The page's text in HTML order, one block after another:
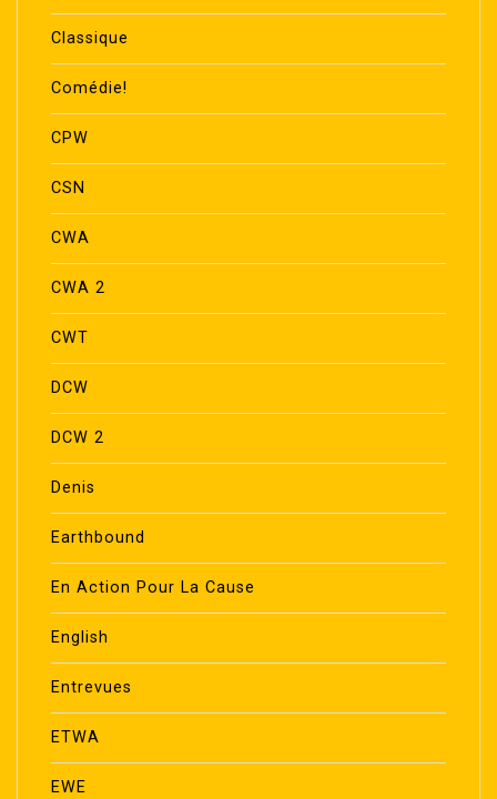
Classique
Comédie!
CPW
CSN
CWA
CWA 2
CWT
DCW
DCW 2
Denis
Earthbound
En Action Pour La Cause
English
Entrevues
ETWA
EWE